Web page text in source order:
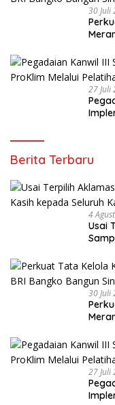
30 Juli
27 Juli
Berita Terbaru
4
Usai
30 Juli
27 Juli